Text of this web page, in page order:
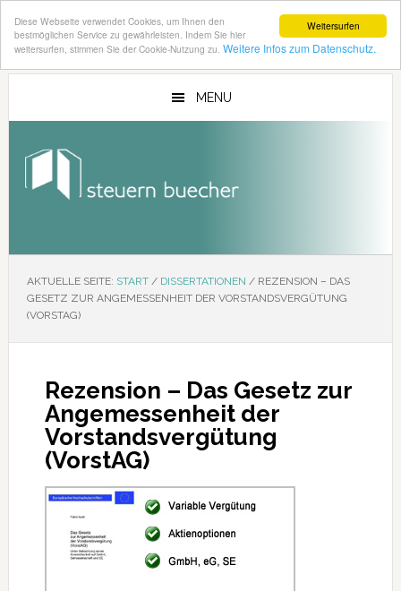
Weitersurfen
Diese Webseite verwendet Cookies, um Ihnen den
bestmöglichen Service zu gewährleisten. Indem Sie hier
weitersurfen, stimmen Sie der Cookie-Nutzung zu. Weitere Infos zum Datenschutz.
Zum
Zur
MENU
AKTUELLE SEITE: START / DISSERTATIONEN /REZENSION – DAS
GESETZ ZUR ANGEMESSENHEIT DER VORSTANDSVERGÜTUNG
(VORSTAG)
Rezension – Das Gesetz zur
Angemessenheit der
Vorstandsvergütung
(VorstAG)